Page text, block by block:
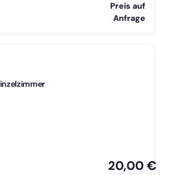
Preis auf
Anfrage
20,00 €